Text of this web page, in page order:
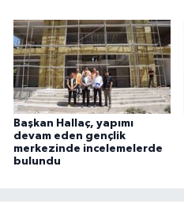
Başkan Hallaç, yapımı
devam eden gençlik
merkezinde incelemelerde
bulundu